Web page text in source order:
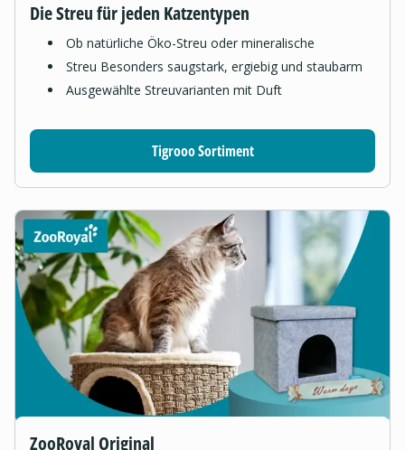
Die Streu für jeden Katzentypen
Ob natürliche Öko-Streu oder mineralische
Streu Besonders saugstark, ergiebig und staubarm
Ausgewählte Streuvarianten mit Duft
Tigrooo Sortiment
ZooRoyal Original